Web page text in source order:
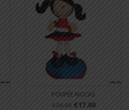
POUPÉE NOCAS
€20.00 €17.00